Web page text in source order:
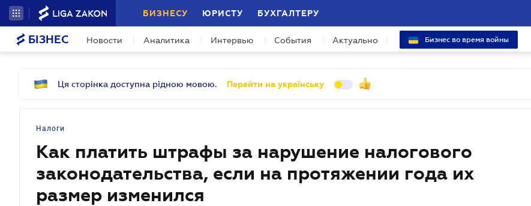
БИЗНЕСУ ЮРИСТУ БУХГАЛТЕРУ
БІЗНЕС Новости Аналитика Интервью События Актуально Бизнес во время войны
Ця сторінка доступна рідною мовою. Перейти на українську
Налоги
Как платить штрафы за нарушение налогового
законодательства, если на протяжении года их
размер изменился